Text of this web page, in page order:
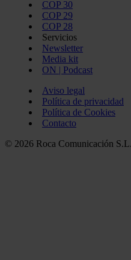
COP 30
COP 29
COP 28
Servicios
Newsletter
Media kit
ON | Podcast
Aviso legal
Política de privacidad
Política de Cookies
Contacto
© 2026 Roca Comunicación S.L.